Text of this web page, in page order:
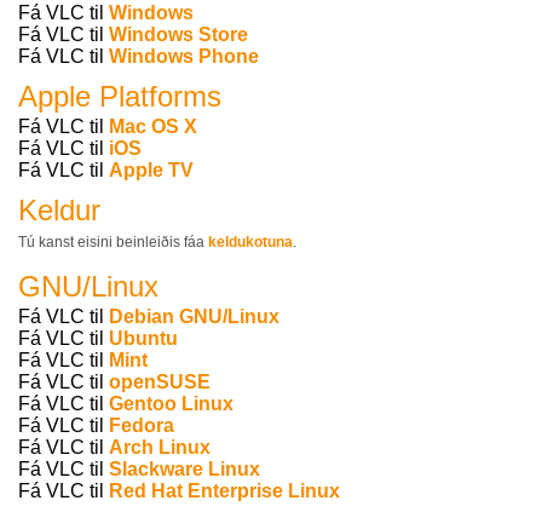
Fá VLC til Windows
Fá VLC til Windows Store
Fá VLC til Windows Phone
Apple Platforms
Fá VLC til
Mac OS X
Fá VLC til iOS
Fá VLC til Apple TV
Keldur
Tú kanst eisini beinleiðis fáa keldukotuna.
GNU/Linux
Fá VLC til
Debian GNU/Linux
Fá VLC til Ubuntu
Fá VLC til
Mint
Fá VLC til openSUSE
Fá VLC til Gentoo Linux
Fá VLC til
Fedora
Fá VLC til Arch Linux
Fá VLC til Slackware Linux
Fá VLC til
Red Hat Enterprise Linux